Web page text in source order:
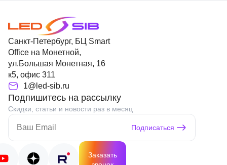
Санкт-Петербург, БЦ Smart
Office на Монетной,
ул.Большая Монетная, 16
к5, офис 311
1@led-sib.ru
Подпишитесь на рассылку
Скидки, статьи и новости раз в месяц
Подписаться
Заказать